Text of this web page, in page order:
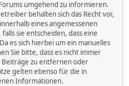
umgehend zu informieren.
behalten sich das Recht vor,
eines angemessenen
sie entscheiden, dass eine
es sich hierbei um ein manuelles
Sie bitte, dass es nicht immer
zu entfernen oder
gelten ebenso für die in
Informationen.